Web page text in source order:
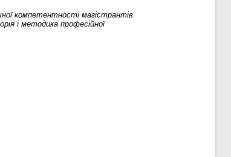
компетентності магістрантів
і методика професійної